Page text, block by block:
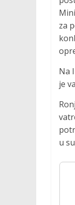
za
Na
je
u